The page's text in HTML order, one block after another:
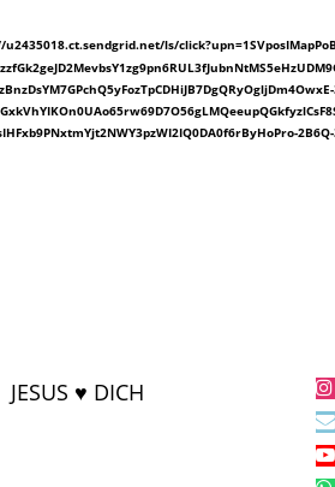
ls/
2B6Q-
JESUS ♥ DICH